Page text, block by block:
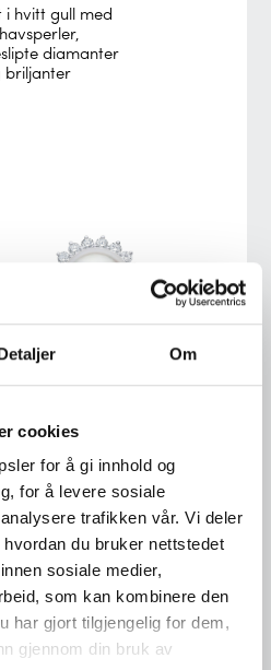
Om
cookies
for å gi innhold og
for å levere sosiale
trafikken vår. Vi deler
du bruker nettstedet
sosiale medier,
som kan kombinere den
har gjort tilgjengelig for dem,
gjennom din bruk av
hvitt gull med
diamanter
briljanter
2-1223
hvitt gull med
og